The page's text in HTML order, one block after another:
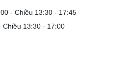
đảm bảo hệ thống vận hành ổn định và
- Chiều 13:30 - 17:45
Chiều 13:30 - 17:00